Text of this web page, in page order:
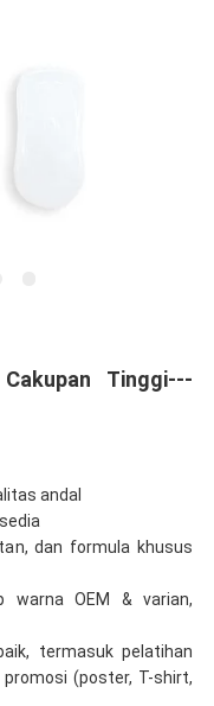
Tinggi---
andal
dan formula khusus
warna OEM & varian,
termasuk pelatihan
(poster, T-shirt,